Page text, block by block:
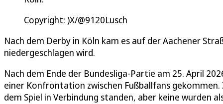
Copyright: )X/@9120Lusch
Nach dem Derby in Köln kam es auf der Aachener
niedergeschlagen wird.
Nach dem Ende der Bundesliga-Partie am 25. April
einer Konfrontation zwischen Fußballfans
dem Spiel in Verbindung standen, aber keine wurden